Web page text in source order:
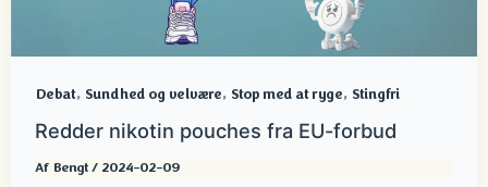
Debat, Sundhed og velvære, Stop med at ryge, Stingfri
Redder nikotin pouches fra EU-forbud
Af Bengt / 2024-02-09